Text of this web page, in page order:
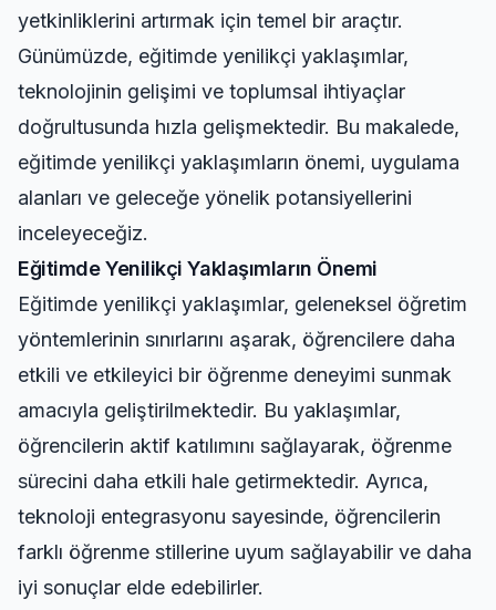
yetkinliklerini artırmak için temel bir araçtır.
Günümüzde, eğitimde yenilikçi yaklaşımlar,
teknolojinin gelişimi ve toplumsal ihtiyaçlar
doğrultusunda hızla gelişmektedir. Bu makalede,
eğitimde yenilikçi yaklaşımların önemi, uygulama
alanları ve geleceğe yönelik potansiyellerini
inceleyeceğiz.
Eğitimde Yenilikçi Yaklaşımların Önemi
Eğitimde yenilikçi yaklaşımlar, geleneksel öğretim
yöntemlerinin sınırlarını aşarak, öğrencilere daha
etkili ve etkileyici bir öğrenme deneyimi sunmak
amacıyla geliştirilmektedir. Bu yaklaşımlar,
öğrencilerin aktif katılımını sağlayarak, öğrenme
sürecini daha etkili hale getirmektedir. Ayrıca,
teknoloji entegrasyonu sayesinde, öğrencilerin
farklı öğrenme stillerine uyum sağlayabilir ve daha
iyi sonuçlar elde edebilirler.